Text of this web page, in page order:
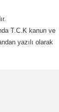
T.C.K kanun ve
yazılı olarak